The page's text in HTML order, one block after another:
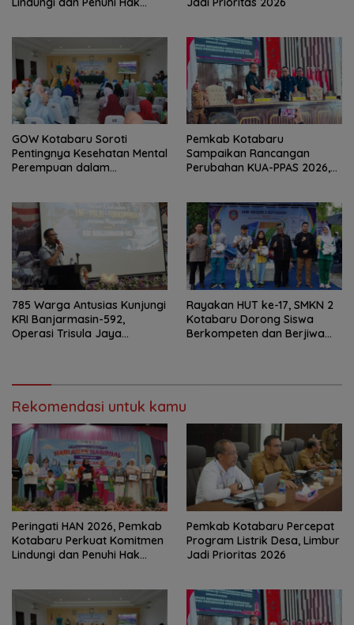
GOW Kotabaru Soroti
Pentingnya Kesehatan Mental
Perempuan dalam
Pemkab Kotabaru
Sampaikan Rancangan
Perubahan KUA-PPAS 2026,
785 Warga Antusias Kunjungi
KRI Banjarmasin-592,
Operasi Trisula Jaya
Rayakan HUT ke-17, SMKN 2
Kotabaru Dorong Siswa
Berkompeten dan Berjiwa
Rekomendasi untuk kamu
Peringati HAN 2026, Pemkab
Kotabaru Perkuat Komitmen
Lindungi dan Penuhi Hak
Pemkab Kotabaru Percepat
Program Listrik Desa, Limbur
Jadi Prioritas 2026